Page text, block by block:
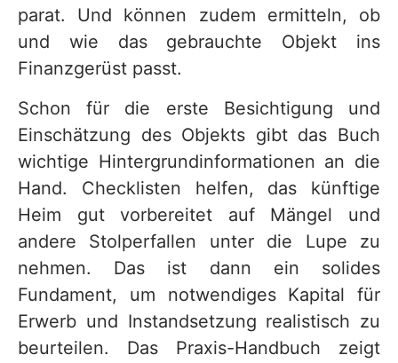
parat. Und können zudem ermitteln, ob
und wie das gebrauchte Objekt ins
Finanzgerüst passt.
Schon für die erste Besichtigung und
Einschätzung des Objekts gibt das Buch
wichtige Hintergrundinformationen an die
Hand. Checklisten helfen, das künftige
Heim gut vorbereitet auf Mängel und
andere Stolperfallen unter die Lupe zu
nehmen. Das ist dann ein solides
Fundament, um notwendiges Kapital für
Erwerb und Instandsetzung realistisch zu
beurteilen. Das Praxis-Handbuch zeigt